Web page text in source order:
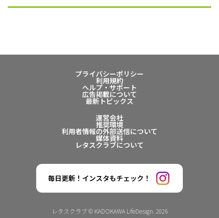
プライバシーポリシー
利用規約
ヘルプ・サポート
広告掲載について
最新トピックス
運営会社
推奨環境
利用者情報の外部送信について
媒体資料
レタスクラブについて
毎日更新！インスタもチェック！
レタスクラブ © KADOKAWA LifeDesign. 2026